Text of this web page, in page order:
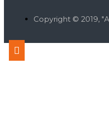
Copyright © 2019,